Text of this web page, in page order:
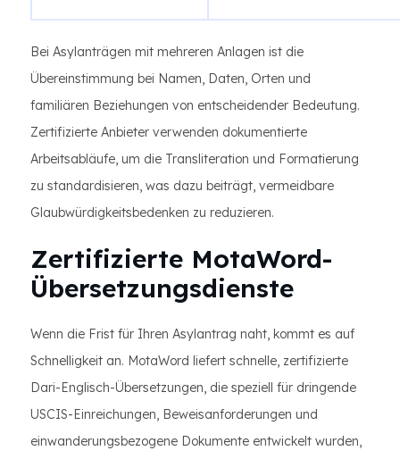
Bei Asylanträgen mit mehreren Anlagen ist die
Übereinstimmung bei Namen, Daten, Orten und
familiären Beziehungen von entscheidender Bedeutung.
Zertifizierte Anbieter verwenden dokumentierte
Arbeitsabläufe, um die Transliteration und Formatierung
zu standardisieren, was dazu beiträgt, vermeidbare
Glaubwürdigkeitsbedenken zu reduzieren.
Zertifizierte MotaWord-
Übersetzungsdienste
Wenn die Frist für Ihren Asylantrag naht, kommt es auf
Schnelligkeit an. MotaWord liefert schnelle, zertifizierte
Dari-Englisch-Übersetzungen, die speziell für dringende
USCIS-Einreichungen, Beweisanforderungen und
einwanderungsbezogene Dokumente entwickelt wurden,